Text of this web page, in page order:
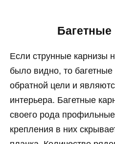
Багетные
Если струнные карнизы
было видно, то
обратной цели и
интерьера. Багетные
своего рода
крепления в них